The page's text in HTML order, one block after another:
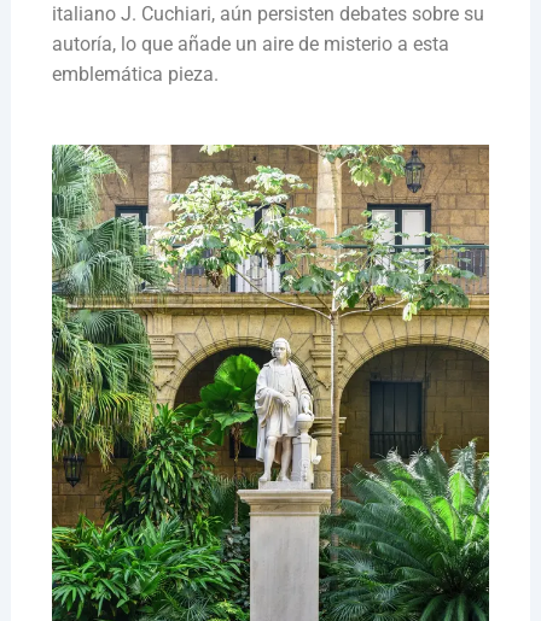
italiano J. Cuchiari, aún persisten debates sobre su
autoría, lo que añade un aire de misterio a esta
emblemática pieza.